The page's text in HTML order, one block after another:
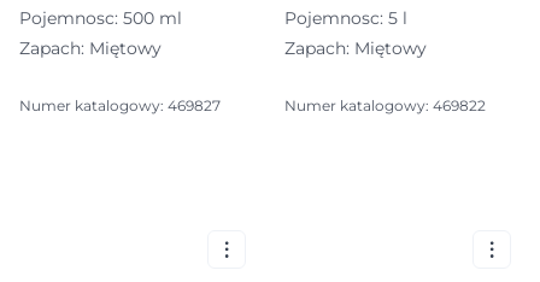
Pojemnosc: 500 ml
Zapach: Miętowy
Numer katalogowy: 469827
Pojemnosc: 5 l
Zapach: Miętowy
Numer katalogowy: 469822